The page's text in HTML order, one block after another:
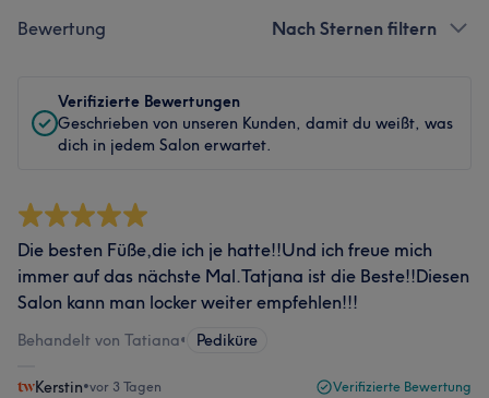
Bewertung Nach Sternen filtern
Verifizierte Bewertungen
Geschrieben von unseren Kunden, damit du weißt, was
dich in jedem Salon erwartet.
Die besten Füße,die ich je hatte!!Und ich freue mich
immer auf das nächste Mal.Tatjana ist die Beste!!Diesen
Salon kann man locker weiter empfehlen!!!
Behandelt von Tatiana• Pediküre
Kerstin•vor 3 Tagen Verifizierte Bewertung